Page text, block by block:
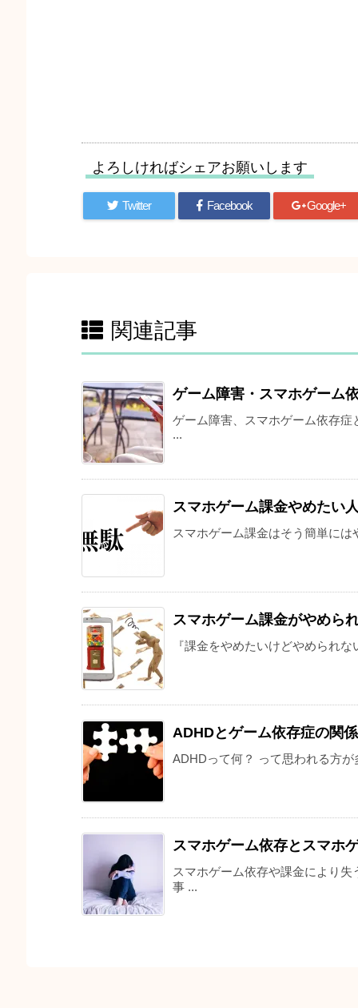
よろしければシェアお願いします
Twitter Facebook Google+
関連記事
ゲーム障害・スマホゲーム
ゲーム障害、スマホゲーム依存
...
スマホゲーム課金やめたい
スマホゲーム課金はそう簡単に
スマホゲーム課金がやめら
『課金をやめたいけどやめられ
ADHDとゲーム依存症の関係
ADHDって何？ って思われる方
スマホゲーム依存とスマホ
スマホゲーム依存や課金により
事 ...